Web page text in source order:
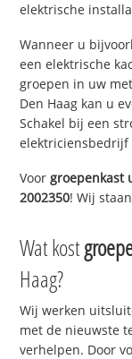
elektrische
Wanneer u
een elektrische
groepen in uw
Den Haag kan u
Schakel bij een
elektriciensbedrijf
Voorgroepenkast
2002350! Wij
Wat kost
Haag?
Wij werken
met de nieuwste
verhelpen. Door